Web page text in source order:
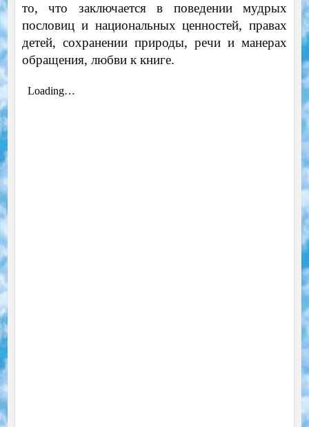
то, что заключается в поведении мудрых
пословиц и национальных ценностей, правах
детей, сохранении природы, речи и манерах
обращения, любви к книге.